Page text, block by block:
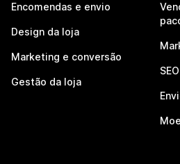
Encomendas e envio
Design da loja
Marketing e conversão
Gestão da loja
SEO